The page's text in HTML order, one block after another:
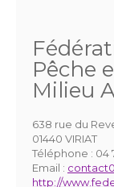
Pêche
Milieu
638 rue du
01440 VIRIAT
Téléphone : 04
Email :
http://